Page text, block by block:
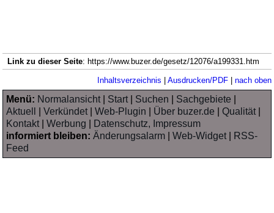
Link zu dieser Seite: https://www.buzer.de/gesetz/12076/a199331.htm
Inhaltsverzeichnis Ausdrucken/PDF| nach oben
Menü: Normalansicht| Start| Suchen Sachgebiete
Aktuell
|Verkündet|Web-Plugin Über buzer.de |Qualität|
Kontakt|Werbung
Datenschutz, Impressum
informiert bleiben: Änderungsalarm |Web-Widget|
RSS-
Feed